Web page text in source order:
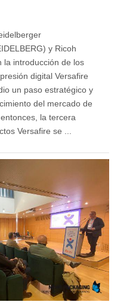
y Ricoh
la introducción de los
digital Versafire
un paso estratégico y
del mercado de
la tercera
Versafire se ...